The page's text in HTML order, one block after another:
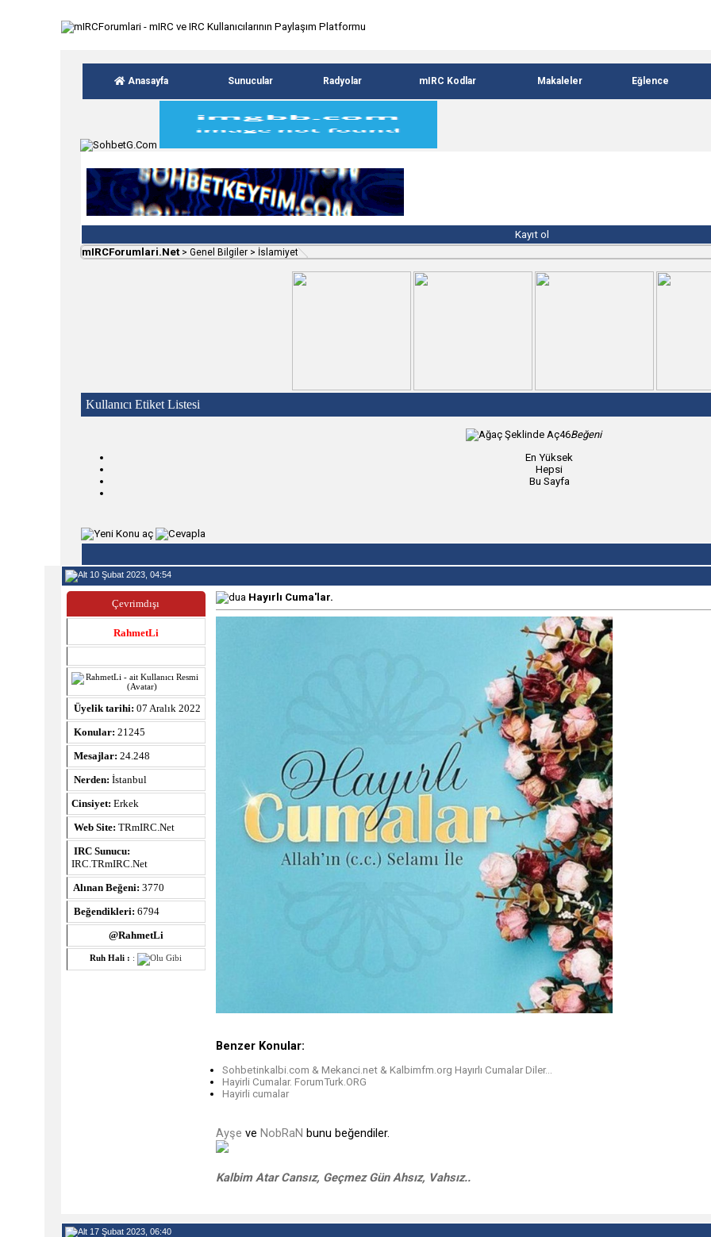
Anasayfa Sunucular Radyolar mIRC Kodlar Makaleler Eğlence
Kayıt ol
mIRCForumlari.Net >Genel Bilgiler > İslamiyet
Kullanıcı Etiket Listesi
46Beğeni
En Yüksek
Hepsi
Bu Sayfa
10 Şubat 2023, 04:54
Çevrimdışı
RahmetLi
Üyelik tarihi: 07 Aralık 2022
Konular: 21245
Mesajlar: 24.248
Nerden: İstanbul
Cinsiyet: Erkek
Web Site: TRmIRC.Net
IRC Sunucu:
IRC.TRmIRC.Net
Alınan Beğeni: 3770
Beğendikleri: 6794
@RahmetLi
Ruh Hali : :
Hayırlı Cuma'lar.
Benzer Konular:
Sohbetinkalbi.com & Mekanci.net & Kalbimfm.org Hayırlı Cumalar Diler...
Hayirli Cumalar. ForumTurk.ORG
Hayirli cumalar
Ayşe ve NobRaN bunu beğendiler.
Kalbim Atar Cansız, Geçmez Gün Ahsız, Vahsız..
17 Şubat 2023, 06:40